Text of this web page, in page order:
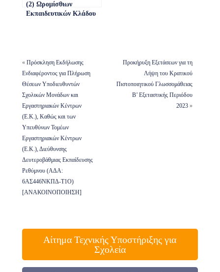
(2) Ωρομίσθιων
Εκπαιδευτικών Κλάδου
Ειδικεύσεις «Κιθάρα
Ηλεκτρική» και
«Κρουστά Ευρωπαϊκά
(Κλασικά – Σύγχρονα)»
| ΑΔΑ: 9ΤΦΠ46ΜΤΛΗ-
ΑΧΥ
« Πρόσκληση Εκδήλωσης
Ενδιαφέροντος για Πλήρωση
Θέσεων Υποδιευθυντών
Σχολικών Μονάδων και
Εργαστηριακών Κέντρων
(Ε.Κ.), Καθώς και των
Υπευθύνων Τομέων
Εργαστηριακών Κέντρων
(Ε.Κ.), Διεύθυνσης
Δευτεροβάθμιας Εκπαίδευσης
Ρεθύμνου (ΑΔΑ:
6ΑΣ446ΝΚΠΔ-Τ1Ο)
[ΑΝΑΚΟΙΝΟΠΟΙΗΣΗ]
Προκήρυξη Εξετάσεων για τη
Λήψη του Κρατικού
Πιστοποιητικού Γλωσσομάθειας
Β’ Εξεταστικής Περιόδου
2023 »
Αίτημα Τεχνικής Υποστήριξης για
Σχολεία